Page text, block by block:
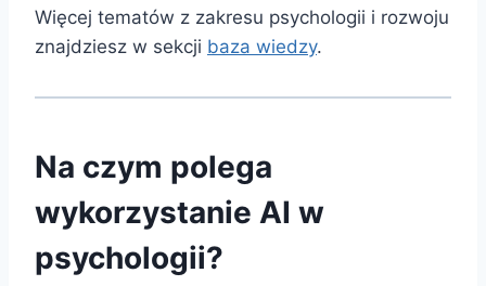
Więcej tematów z zakresu psychologii i rozwoju
znajdziesz w sekcji baza wiedzy.
Na czym polega
wykorzystanie AI w
psychologii?